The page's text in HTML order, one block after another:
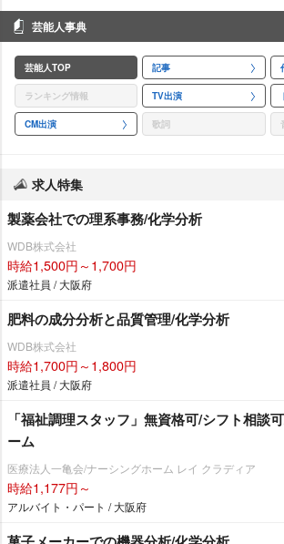
芸能人事典
芸能人TOP 記事
ランキング情報 TV出演
CM出演 歌詞
求人特集
製薬会社での理系事務/化学分析
WDB株式会社
時給1,500円～1,700円
派遣社員 / 大阪府
肥料の成分分析と品質管理/化学分析
WDB株式会社
時給1,700円～1,800円
派遣社員 / 大阪府
「福祉調理スタッフ」無資格可/シフト相談
ーム
医療法人一亀会/ナーシングホーム レイ クラディア
時給1,177円～
アルバイト・パート / 大阪府